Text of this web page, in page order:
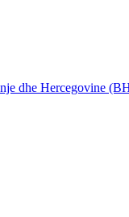
dhe Hercegovine